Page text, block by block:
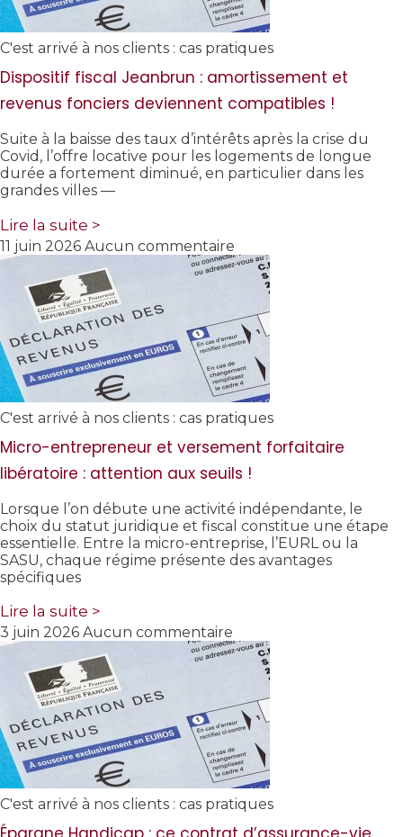
C'est arrivé à nos clients : cas pratiques
Dispositif fiscal Jeanbrun : amortissement et
revenus fonciers deviennent compatibles !
Suite à la baisse des taux d’intérêts après la crise du
Covid, l’offre locative pour les logements de longue
durée a fortement diminué, en particulier dans les
grandes villes —
Lire la suite >
11 juin 2026 Aucun commentaire
C'est arrivé à nos clients : cas pratiques
Micro-entrepreneur et versement forfaitaire
libératoire : attention aux seuils !
Lorsque l’on débute une activité indépendante, le
choix du statut juridique et fiscal constitue une étape
essentielle. Entre la micro-entreprise, l’EURL ou la
SASU, chaque régime présente des avantages
spécifiques
Lire la suite >
3 juin 2026 Aucun commentaire
C'est arrivé à nos clients : cas pratiques